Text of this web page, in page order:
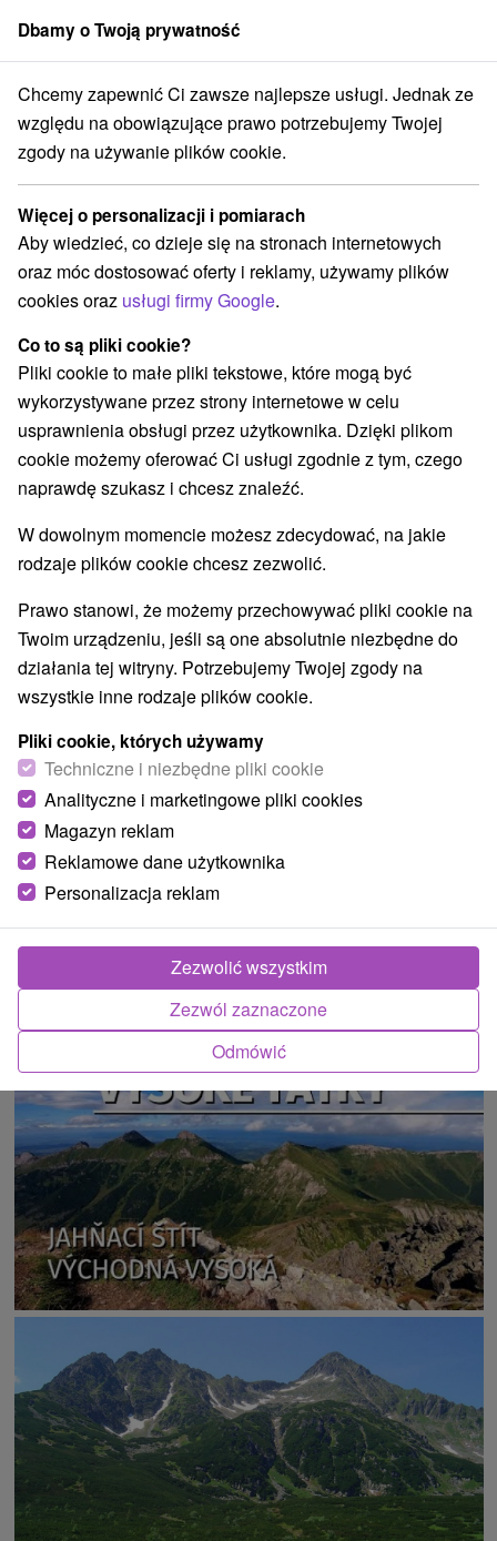
członek grupySorger
Slovensko Prešovský kraj Vysoké Tatry Tarcza jagnięca
Tarcza jagnięca
Wyświetl stronę internetową
Przejdź do
Opinii Google
059 60 Vysoké Tatry GPS:
N +49° 13' 10''
E +20° 12' 30''
Region turystyczny
Vysoké Tatry, v Tatrách, Východné Slovensko, Belianske
Tatry, Bachledova dolina, Prešovský kraj, Spišská Magura
Znalazłeś błąd lub chcesz polecić nam nową atrakcję
Zgłoś błąd
ATRAKCJĄ
Dbamy o Twoją prywatność
Chcemy zapewnić Ci zawsze najlepsze usługi. Jednak ze
względu na obowiązujące prawo potrzebujemy Twojej
zgody na używanie plików cookie.
Więcej o personalizacji i pomiarach
Aby wiedzieć, co dzieje się na stronach internetowych
oraz móc dostosować oferty i reklamy, używamy plików
cookies oraz usługi firmy Google.
Co to są pliki cookie?
Pliki cookie to małe pliki tekstowe, które mogą być
wykorzystywane przez strony internetowe w celu
usprawnienia obsługi przez użytkownika. Dzięki plikom
cookie możemy oferować Ci usługi zgodnie z tym, czego
naprawdę szukasz i chcesz znaleźć.
W dowolnym momencie możesz zdecydować, na jakie
rodzaje plików cookie chcesz zezwolić.
Prawo stanowi, że możemy przechowywać pliki cookie na
Twoim urządzeniu, jeśli są one absolutnie niezbędne do
działania tej witryny. Potrzebujemy Twojej zgody na
wszystkie inne rodzaje plików cookie.
Pliki cookie, których używamy
Techniczne i niezbędne pliki cookie
Analityczne i marketingowe pliki cookies
Magazyn reklam
Reklamowe dane użytkownika
Personalizacja reklam
Odmówić
Zezwól zaznaczone
Zezwolić wszystkim